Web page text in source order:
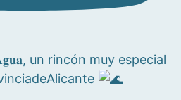
un rincón muy especial